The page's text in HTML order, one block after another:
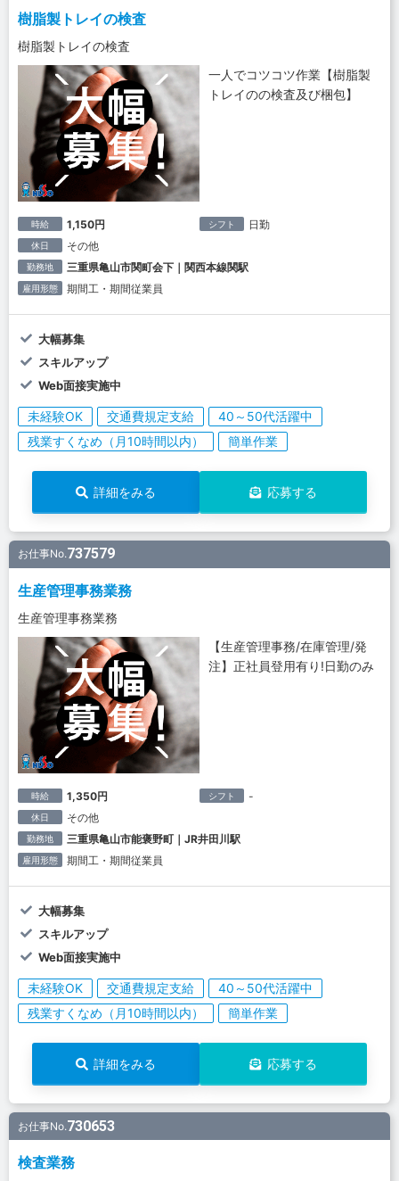
樹脂製トレイの検査
樹脂製トレイの検査
一人でコツコツ作業【樹脂製
トレイのの検査及び梱包】
時給 1,150円 シフト 日勤
休日 その他
勤務地 三重県亀山市関町会下｜関西本線関駅
雇用形態 期間工・期間従業員
大幅募集
スキルアップ
Web面接実施中
未経験OK 交通費規定支給
40～50代活躍中
残業すくなめ（月10時間以内）
簡単作業
詳細をみる 応募する
お仕事No.737579
生産管理事務業務
生産管理事務業務
【生産管理事務/在庫管理/発
注】正社員登用有り!日勤のみ
時給 1,350円 シフト -
休日 その他
勤務地 三重県亀山市能褒野町｜JR井田川駅
雇用形態 期間工・期間従業員
大幅募集
スキルアップ
Web面接実施中
未経験OK 交通費規定支給
40～50代活躍中
残業すくなめ（月10時間以内）
簡単作業
詳細をみる 応募する
お仕事No.730653
検査業務